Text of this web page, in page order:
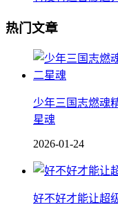
热门文章
少年三国志燃魂
星魂
2026-01-24
好不好才能让超